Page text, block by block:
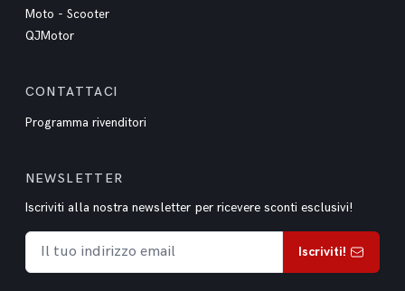
Moto - Scooter
QJMotor
CONTATTACI
Programma rivenditori
NEWSLETTER
Iscriviti alla nostra newsletter per ricevere sconti esclusivi!
Iscriviti!